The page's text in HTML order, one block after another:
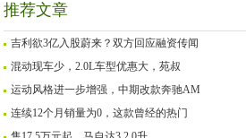
推荐文章
吉利欲3亿入股蔚来？双方回应融资传闻
混动现车少，2.0L车型优惠大，苑叔
运动风格进一步增强，中期改款奔驰AM
连续12个月销量为0，这款曾经的热门